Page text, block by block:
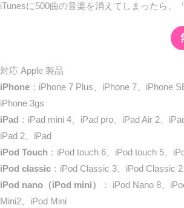
iTunesに500曲の音楽を消えてしまったら
対応 Apple 製品
iPhone ：iPhone 7 Plus、iPhone 7、iPhone
iPhone 3gs
iPad ：iPad mini 4、iPad pro、iPad Air 2、
iPad 2、iPad
iPod Touch ：iPod touch 6、iPod touch 5、
iPod classic ：iPod Classic 3、iPod Classic
iPod nano（iPod mini）
： iPod Nano 8、
Mini2、iPod Mini